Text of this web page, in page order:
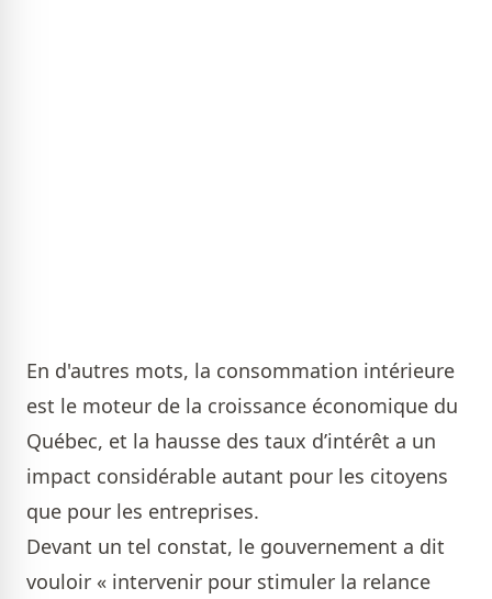
En d'autres mots, la consommation intérieure
est le moteur de la croissance économique du
Québec, et la hausse des taux d’intérêt a un
impact considérable autant pour les citoyens
que pour les entreprises.
Devant un tel constat, le gouvernement a dit
vouloir « intervenir pour stimuler la relance